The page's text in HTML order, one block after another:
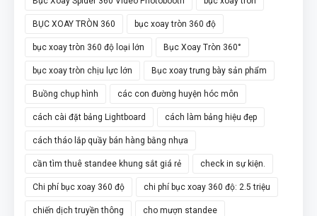
BỤC XOAY TRÒN 360 bục xoay tròn 360 độ
bục xoay tròn 360 độ loại lớn Bục Xoay Tròn 360°
bục xoay tròn chịu lực lớn Bục xoay trưng bày sản phẩm
Buồng chụp hình các con đường huyện hóc môn
cách cài đặt bảng Lightboard cách làm bảng hiệu đẹp
cách tháo lắp quầy bán hàng bằng nhựa
cần tìm thuê standee khung sắt giá rẻ check in sự kiện.
Chi phí bục xoay 360 độ chi phí bục xoay 360 độ: 2.5 triệu
chiến dịch truyền thông cho mượn standee